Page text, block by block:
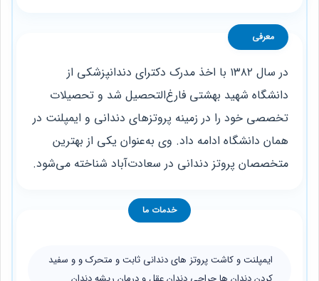
معرفی
در سال ۱۳۸۲ با اخذ مدرک دکترای دندانپزشکی از
دانشگاه شهید بهشتی فارغ‌التحصیل شد و تحصیلات
تخصصی خود را در زمینه پروتزهای دندانی و ایمپلنت در
همان دانشگاه ادامه داد. وی به‌عنوان یکی از بهترین
متخصصان پروتز دندانی در سعادت‌آباد شناخته می‌شود.
خدمات ما
ایمپلنت و کاشت پروتز های دندانی ثابت و متحرک و و سفید